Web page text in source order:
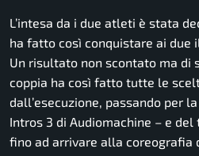
L’intesa da i due atleti è stata
ha fatto così conquistare ai due
Un risultato non scontato ma di
coppia ha così fatto tutte le
dall’esecuzione, passando per
Intros 3 di Audiomachine – e del
fino ad arrivare alla coreografia